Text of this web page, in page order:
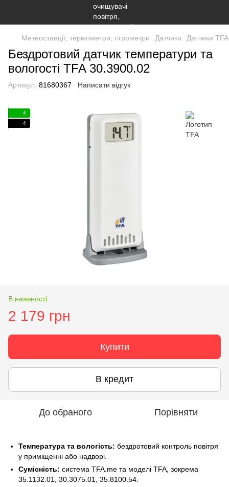
Метеостанції, термометри, гігрометри Датчики Датчики TFA
Бездротовий датчик температури та
вологості TFA 30.3900.02
Артикул: 81680367 Написати відгук
4
4
В наявності
2 179 грн
Купити
В кредит
До обраного Порівняти
Температура та вологість: бездротовий контроль повітря
у приміщенні або надворі.
Сумісність: система TFA.me та моделі TFA, зокрема
35.1132.01, 30.3075.01, 35.8100.54.